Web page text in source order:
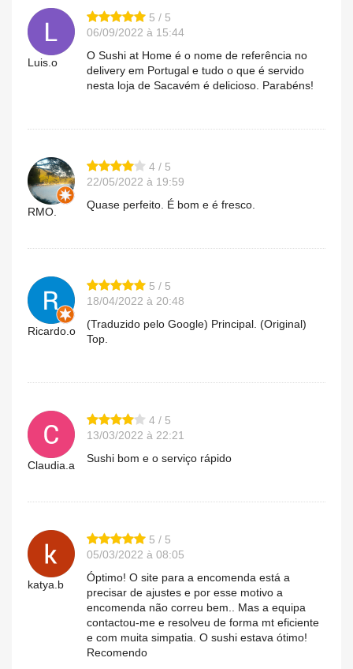
Luis.o
5 / 5
06/09/2022 à 15:44
O Sushi at Home é o nome de referência no
delivery em Portugal e tudo o que é servido
nesta loja de Sacavém é delicioso. Parabéns!
RMO.
4 / 5
22/05/2022 à 19:59
Quase perfeito. É bom e é fresco.
Ricardo.o
5 / 5
18/04/2022 à 20:48
(Traduzido pelo Google) Principal. (Original)
Top.
Claudia.a
4 / 5
13/03/2022 à 22:21
Sushi bom e o serviço rápido
katya.b
5 / 5
05/03/2022 à 08:05
Óptimo! O site para a encomenda está a
precisar de ajustes e por esse motivo a
encomenda não correu bem.. Mas a equipa
contactou-me e resolveu de forma mt eficiente
e com muita simpatia. O sushi estava ótimo!
Recomendo